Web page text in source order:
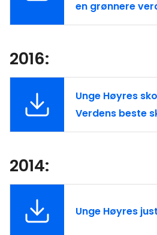
en grønnere
2016:
Unge Høyres
Verdens beste
2014:
Unge Høyres